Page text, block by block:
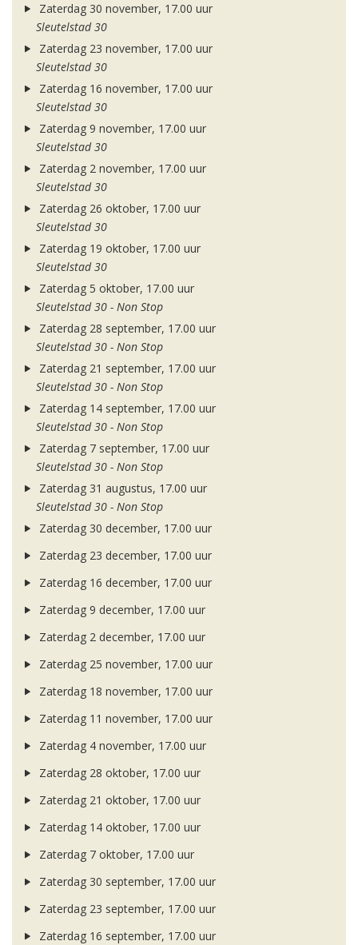
Zaterdag 30 november, 17.00 uur
Sleutelstad 30
Zaterdag 23 november, 17.00 uur
Sleutelstad 30
Zaterdag 16 november, 17.00 uur
Sleutelstad 30
Zaterdag 9 november, 17.00 uur
Sleutelstad 30
Zaterdag 2 november, 17.00 uur
Sleutelstad 30
Zaterdag 26 oktober, 17.00 uur
Sleutelstad 30
Zaterdag 19 oktober, 17.00 uur
Sleutelstad 30
Zaterdag 5 oktober, 17.00 uur
Sleutelstad 30 - Non Stop
Zaterdag 28 september, 17.00 uur
Sleutelstad 30 - Non Stop
Zaterdag 21 september, 17.00 uur
Sleutelstad 30 - Non Stop
Zaterdag 14 september, 17.00 uur
Sleutelstad 30 - Non Stop
Zaterdag 7 september, 17.00 uur
Sleutelstad 30 - Non Stop
Zaterdag 31 augustus, 17.00 uur
Sleutelstad 30 - Non Stop
Zaterdag 30 december, 17.00 uur
Zaterdag 23 december, 17.00 uur
Zaterdag 16 december, 17.00 uur
Zaterdag 9 december, 17.00 uur
Zaterdag 2 december, 17.00 uur
Zaterdag 25 november, 17.00 uur
Zaterdag 18 november, 17.00 uur
Zaterdag 11 november, 17.00 uur
Zaterdag 4 november, 17.00 uur
Zaterdag 28 oktober, 17.00 uur
Zaterdag 21 oktober, 17.00 uur
Zaterdag 14 oktober, 17.00 uur
Zaterdag 7 oktober, 17.00 uur
Zaterdag 30 september, 17.00 uur
Zaterdag 23 september, 17.00 uur
Zaterdag 16 september, 17.00 uur